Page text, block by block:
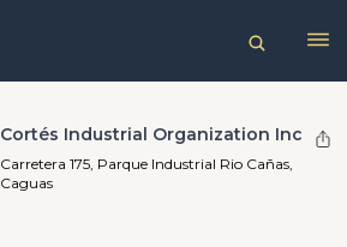
Cortés Industrial Organization Inc
Carretera 175, Parque Industrial Rio Cañas,
Caguas